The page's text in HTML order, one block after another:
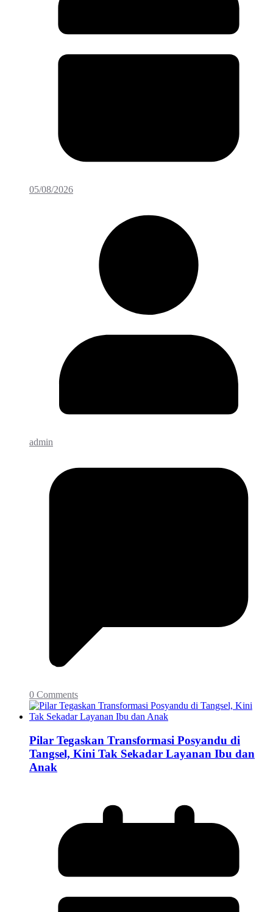
05/08/2026
admin
0 Comments
Pilar Tegaskan Transformasi Posyandu di
Tangsel, Kini Tak Sekadar Layanan Ibu dan
Anak